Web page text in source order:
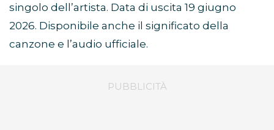
singolo dell’artista. Data di uscita 19 giugno
2026. Disponibile anche il significato della
canzone e l’audio ufficiale.